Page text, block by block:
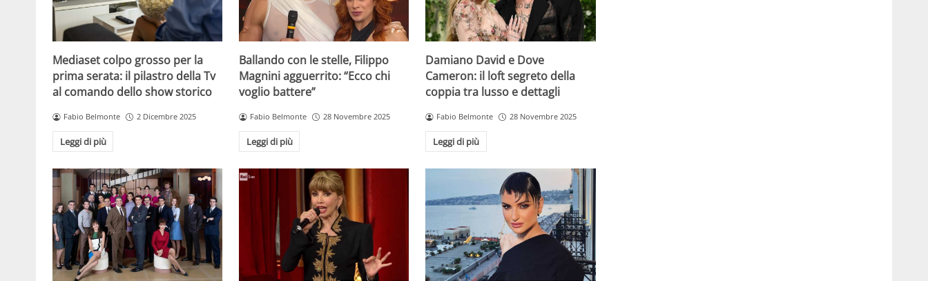
Mediaset colpo grosso per la
prima serata: il pilastro della Tv
al comando dello show storico
Fabio Belmonte 2 Dicembre 2025
Leggi di più
Ballando con le stelle, Filippo
Magnini agguerrito: “Ecco chi
voglio battere”
Fabio Belmonte 28 Novembre 2025
Leggi di più
Damiano David e Dove
Cameron: il loft segreto della
coppia tra lusso e dettagli
Fabio Belmonte 28 Novembre 2025
Leggi di più